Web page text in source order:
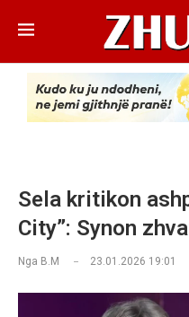
Sela kritikon
City”: Synon
Nga B.M 23.01.2026 19:01